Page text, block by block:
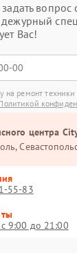
вопрос
Вас!
на ремонт
центра
55-83
9:00 до 21:00